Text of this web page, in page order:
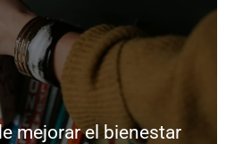
mejorar el bienestar